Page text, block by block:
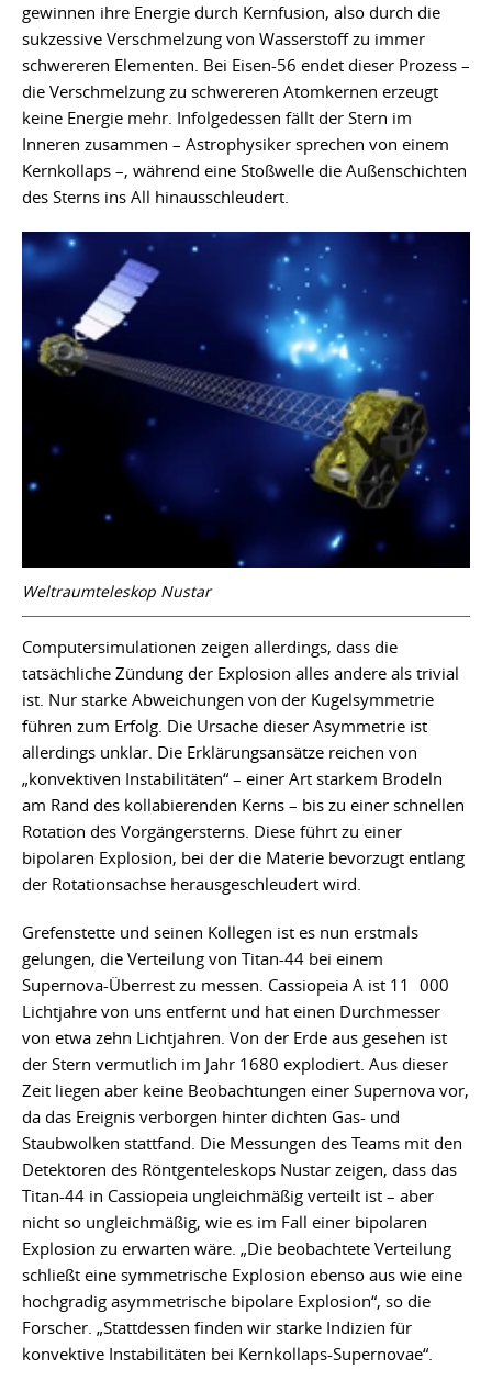
gewinnen ihre Energie durch Kernfusion, also durch die
sukzessive Verschmelzung von Wasserstoff zu immer
schwereren Elementen. Bei Eisen-56 endet dieser Prozess –
die Verschmelzung zu schwereren Atomkernen erzeugt
keine Energie mehr. Infolgedessen fällt der Stern im
Inneren zusammen – Astrophysiker sprechen von einem
Kernkollaps –, während eine Stoßwelle die Außenschichten
des Sterns ins All hinausschleudert.
Weltraumteleskop Nustar
Computersimulationen zeigen allerdings, dass die
tatsächliche Zündung der Explosion alles andere als trivial
ist. Nur starke Abweichungen von der Kugelsymmetrie
führen zum Erfolg. Die Ursache dieser Asymmetrie ist
allerdings unklar. Die Erklärungsansätze reichen von
„konvektiven Instabilitäten“ – einer Art starkem Brodeln
am Rand des kollabierenden Kerns – bis zu einer schnellen
Rotation des Vorgängersterns. Diese führt zu einer
bipolaren Explosion, bei der die Materie bevorzugt entlang
der Rotationsachse herausgeschleudert wird.
Grefenstette und seinen Kollegen ist es nun erstmals
gelungen, die Verteilung von Titan-44 bei einem
Supernova-Überrest zu messen. Cassiopeia A ist 11 000
Lichtjahre von uns entfernt und hat einen Durchmesser
von etwa zehn Lichtjahren. Von der Erde aus gesehen ist
der Stern vermutlich im Jahr 1680 explodiert. Aus dieser
Zeit liegen aber keine Beobachtungen einer Supernova vor,
da das Ereignis verborgen hinter dichten Gas- und
Staubwolken stattfand. Die Messungen des Teams mit den
Detektoren des Röntgenteleskops Nustar zeigen, dass das
Titan-44 in Cassiopeia ungleichmäßig verteilt ist – aber
nicht so ungleichmäßig, wie es im Fall einer bipolaren
Explosion zu erwarten wäre. „Die beobachtete Verteilung
schließt eine symmetrische Explosion ebenso aus wie eine
hochgradig asymmetrische bipolare Explosion“, so die
Forscher. „Stattdessen finden wir starke Indizien für
konvektive Instabilitäten bei Kernkollaps-Supernovae“.